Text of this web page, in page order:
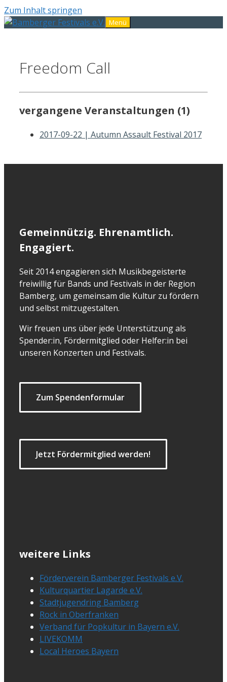
Zum Inhalt springen
Menü
Freedom Call
vergangene Veranstaltungen (1)
2017-09-22 | Autumn Assault Festival 2017
Gemeinnützig. Ehrenamtlich.
Engagiert.
Seit 2014 engagieren sich Musikbegeisterte
freiwillig für Bands und Festivals in der Region
Bamberg, um gemeinsam die Kultur zu fördern
und selbst mitzugestalten.
Wir freuen uns über jede Unterstützung als
Spender:in, Fördermitglied oder Helfer:in bei
unseren Konzerten und Festivals.
Zum Spendenformular
Jetzt Fördermitglied werden!
weitere Links
Förderverein Bamberger Festivals e.V.
Kulturquartier Lagarde e.V.
Stadtjugendring Bamberg
Rock in Oberfranken
Verband für Popkultur in Bayern e.V.
LIVEKOMM
Local Heroes Bayern